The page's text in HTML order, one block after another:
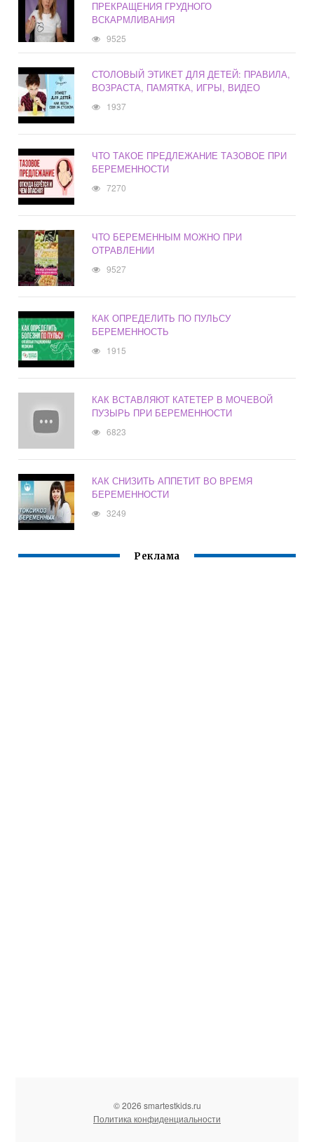
ПРЕКРАЩЕНИЯ ГРУДНОГО
ВСКАРМЛИВАНИЯ
9525
СТОЛОВЫЙ ЭТИКЕТ ДЛЯ ДЕТЕЙ: ПРАВИЛА,
ВОЗРАСТА, ПАМЯТКА, ИГРЫ, ВИДЕО
1937
ЧТО ТАКОЕ ПРЕДЛЕЖАНИЕ ТАЗОВОЕ ПРИ
БЕРЕМЕННОСТИ
7270
ЧТО БЕРЕМЕННЫМ МОЖНО ПРИ
ОТРАВЛЕНИИ
9527
КАК ОПРЕДЕЛИТЬ ПО ПУЛЬСУ
БЕРЕМЕННОСТЬ
1915
КАК ВСТАВЛЯЮТ КАТЕТЕР В МОЧЕВОЙ
ПУЗЫРЬ ПРИ БЕРЕМЕННОСТИ
6823
КАК СНИЗИТЬ АППЕТИТ ВО ВРЕМЯ
БЕРЕМЕННОСТИ
3249
Реклама
© 2026 smartestkids.ru
Политика конфиденциальности